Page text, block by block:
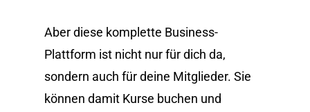
Aber diese komplette Business-
Plattform ist nicht nur für dich da,
sondern auch für deine Mitglieder. Sie
können damit Kurse buchen und